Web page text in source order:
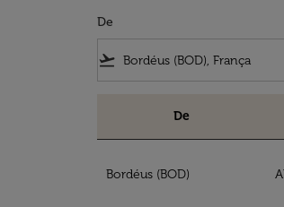
De
flight_takeoff
De
Bordéus (BOD)